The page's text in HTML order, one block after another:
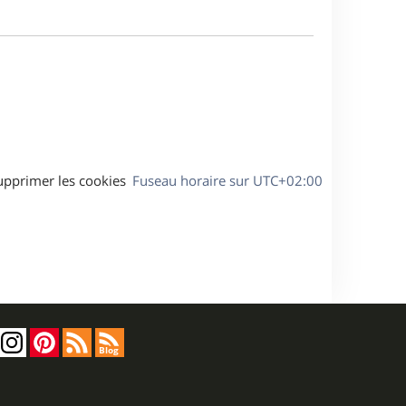
Fuseau horaire sur UTC+02:00
les cookies